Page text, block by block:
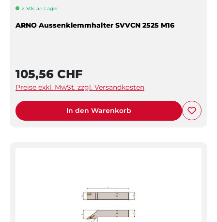
2 Stk. an Lager
ARNO Aussenklemmhalter SVVCN 2525 M16
105,56 CHF
Preise exkl. MwSt. zzgl. Versandkosten
In den Warenkorb